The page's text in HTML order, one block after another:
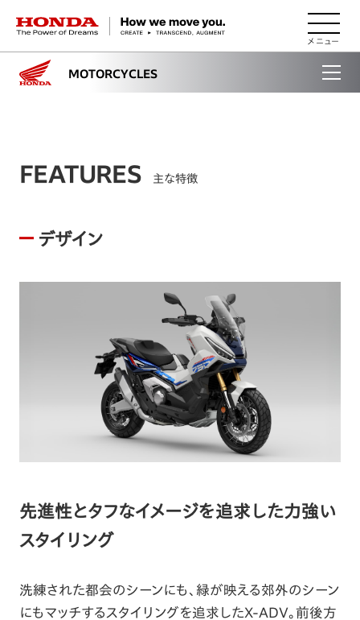
HONDA The Power of Dreams
MOTORCYCLES
FEATURES 主な特徴
デザイン
先進性とタフなイメージを追求した力強い
スタイリング
洗練された都会のシーンにも、緑が映える郊外のシーン
にもマッチするスタイリングを追求したX-ADV。前後方